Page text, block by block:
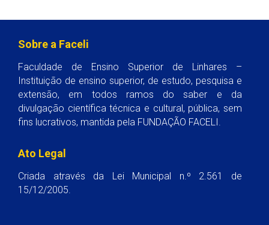
Sobre a Faceli
Faculdade de Ensino Superior de Linhares –
Instituição de ensino superior, de estudo, pesquisa e
extensão, em todos ramos do saber e da
divulgação científica técnica e cultural, pública, sem
fins lucrativos, mantida pela FUNDAÇÃO FACELI.
Ato Legal
Criada através da Lei Municipal n.º 2.561 de
15/12/2005.